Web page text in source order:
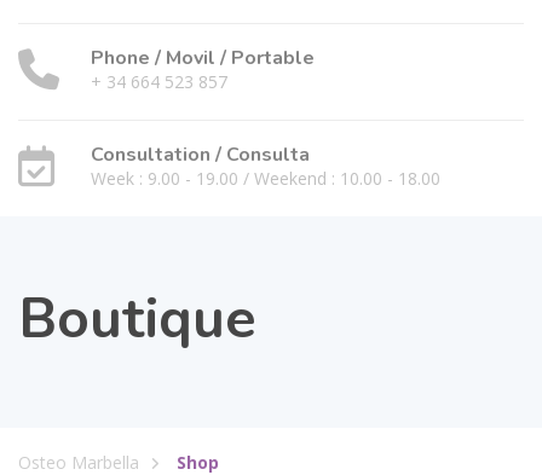
Phone / Movil / Portable
+ 34 664 523 857
Consultation / Consulta
Week : 9.00 - 19.00 / Weekend : 10.00 - 18.00
Boutique
Osteo Marbella Shop